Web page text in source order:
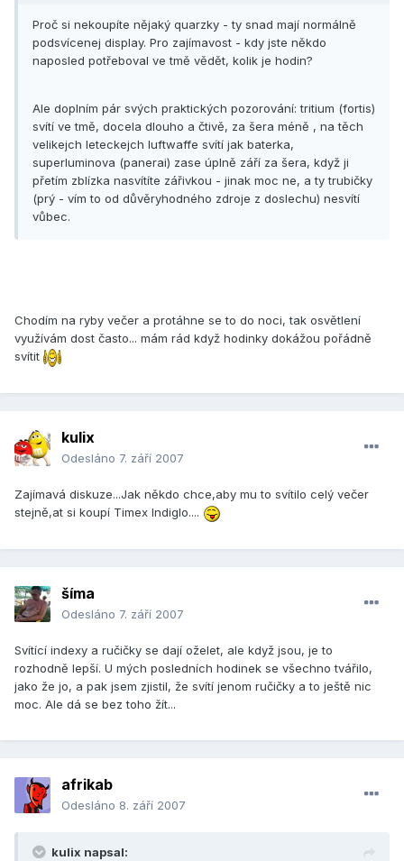
Proč si nekoupíte nějaký quarzky - ty snad mají normálně
podsvícenej display. Pro zajímavost - kdy jste někdo
naposled potřeboval ve tmě vědět, kolik je hodin?
Ale doplním pár svých praktických pozorování: tritium (fortis)
svítí ve tmě, docela dlouho a čtivě, za šera méně , na těch
velikejch leteckejch luftwaffe svítí jak baterka,
superluminova (panerai) zase úplně září za šera, když ji
přetím zblízka nasvítíte zářivkou - jinak moc ne, a ty trubičky
(prý - vím to od důvěryhodného zdroje z doslechu) nesvítí
vůbec.
Chodím na ryby večer a protáhne se to do noci, tak osvětlení
využívám dost často... mám rád když hodinky dokážou pořádně
svítit
kulix
Odesláno 7. září 2007
Zajímavá diskuze...Jak někdo chce,aby mu to svítilo celý večer
stejně,at si koupí Timex Indiglo....
šíma
Odesláno 7. září 2007
Svítící indexy a ručičky se dají oželet, ale když jsou, je to
rozhodně lepší. U mých posledních hodinek se všechno tvářilo,
jako že jo, a pak jsem zjistil, že svítí jenom ručičky a to ještě nic
moc. Ale dá se bez toho žít...
afrikab
Odesláno 8. září 2007
kulix napsal: